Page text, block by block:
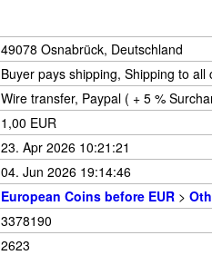
49078 Osnabrück, Deutschland
Buyer pays shipping, Shipping to
Wire transfer, Paypal ( + 5 %
1,00 EUR
23. Apr 2026 10:21:21
04. Jun 2026 19:14:46
European Coins before EUR >
3378190
2623